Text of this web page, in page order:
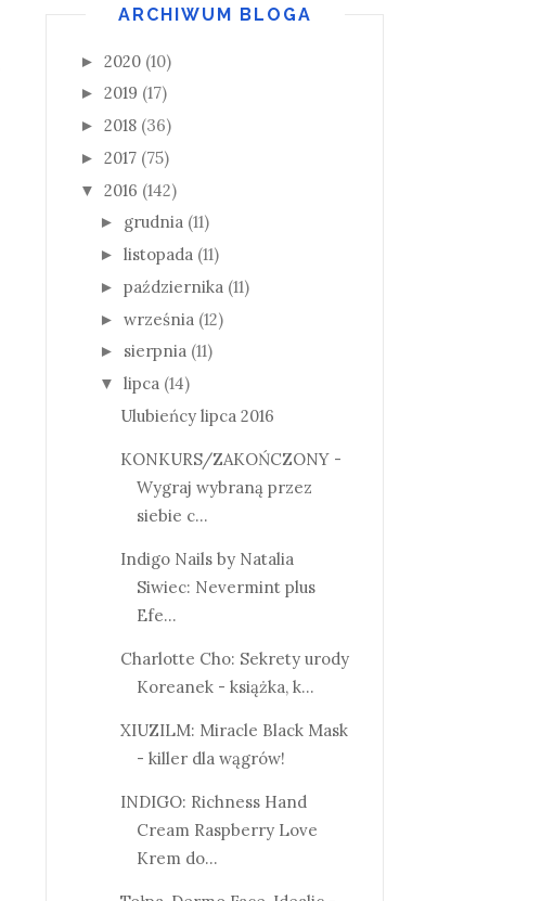
ARCHIWUM BLOGA
► 2020 (10)
► 2019 (17)
► 2018 (36)
► 2017 (75)
▼ 2016 (142)
► grudnia (11)
► listopada (11)
► października (11)
► września (12)
► sierpnia (11)
▼ lipca (14)
Ulubieńcy lipca 2016
KONKURS/ZAKOŃCZONY -
Wygraj wybraną przez
siebie c...
Indigo Nails by Natalia
Siwiec: Nevermint plus
Efe...
Charlotte Cho: Sekrety urody
Koreanek - książka, k...
XIUZILM: Miracle Black Mask
- killer dla wągrów!
INDIGO: Richness Hand
Cream Raspberry Love
Krem do...